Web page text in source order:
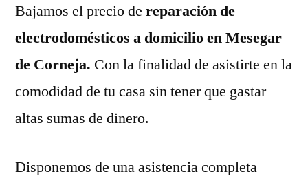
Bajamos el precio de reparación de
electrodomésticos a domicilio en Mesegar
de Corneja. Con la finalidad de asistirte en la
comodidad de tu casa sin tener que gastar
altas sumas de dinero.
Disponemos de una asistencia completa